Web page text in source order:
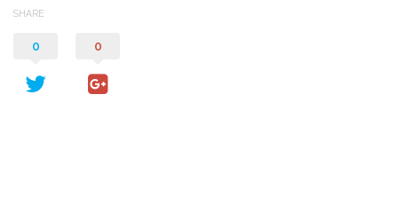
SHARE
0 0